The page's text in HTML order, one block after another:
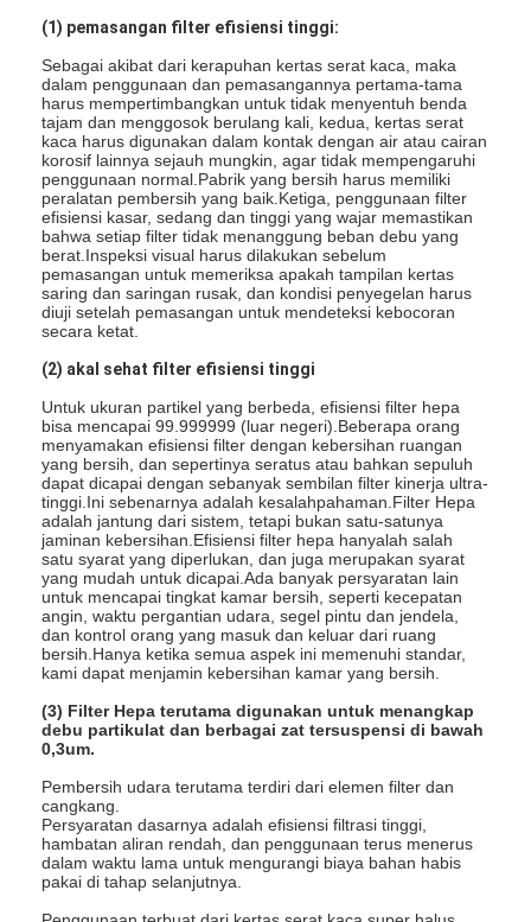
Rumah
Produk
Video
(1) pemasangan filter efisiensi tinggi:
Sebagai akibat dari kerapuhan kertas serat kaca, maka
dalam penggunaan dan pemasangannya pertama-tama
harus mempertimbangkan untuk tidak menyentuh benda
tajam dan menggosok berulang kali, kedua, kertas serat
kaca harus digunakan dalam kontak dengan air atau cairan
korosif lainnya sejauh mungkin, agar tidak mempengaruhi
penggunaan normal.Pabrik yang bersih harus memiliki
peralatan pembersih yang baik.Ketiga, penggunaan filter
efisiensi kasar, sedang dan tinggi yang wajar memastikan
bahwa setiap filter tidak menanggung beban debu yang
berat.Inspeksi visual harus dilakukan sebelum
pemasangan untuk memeriksa apakah tampilan kertas
saring dan saringan rusak, dan kondisi penyegelan harus
diuji setelah pemasangan untuk mendeteksi kebocoran
secara ketat.
(2) akal sehat filter efisiensi tinggi
Untuk ukuran partikel yang berbeda, efisiensi filter hepa
bisa mencapai 99.999999 (luar negeri).Beberapa orang
menyamakan efisiensi filter dengan kebersihan ruangan
yang bersih, dan sepertinya seratus atau bahkan sepuluh
dapat dicapai dengan sebanyak sembilan filter kinerja ultra-
tinggi.Ini sebenarnya adalah kesalahpahaman.Filter Hepa
adalah jantung dari sistem, tetapi bukan satu-satunya
jaminan kebersihan.Efisiensi filter hepa hanyalah salah
satu syarat yang diperlukan, dan juga merupakan syarat
yang mudah untuk dicapai.Ada banyak persyaratan lain
untuk mencapai tingkat kamar bersih, seperti kecepatan
angin, waktu pergantian udara, segel pintu dan jendela,
dan kontrol orang yang masuk dan keluar dari ruang
bersih.Hanya ketika semua aspek ini memenuhi standar,
kami dapat menjamin kebersihan kamar yang bersih.
(3) Filter Hepa terutama digunakan untuk menangkap
debu partikulat dan berbagai zat tersuspensi di bawah
0,3um.
Pembersih udara terutama terdiri dari elemen filter dan
cangkang.
Persyaratan dasarnya adalah efisiensi filtrasi tinggi,
hambatan aliran rendah, dan penggunaan terus menerus
dalam waktu lama untuk mengurangi biaya bahan habis
pakai di tahap selanjutnya.